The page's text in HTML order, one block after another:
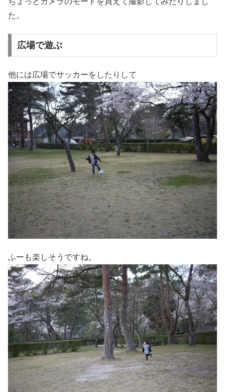
た。
広場で遊ぶ
他には広場でサッカーをしたりして
ふーも楽しそうですね。